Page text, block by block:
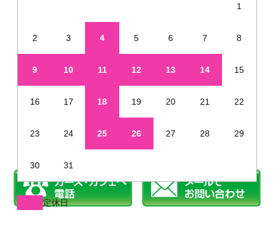
1
2 3 4 5 6 7 8
9 10 11 12 13 14 15
16 17 18 19 20 21 22
23 24 25 26 27 28 29
30 31
定休日